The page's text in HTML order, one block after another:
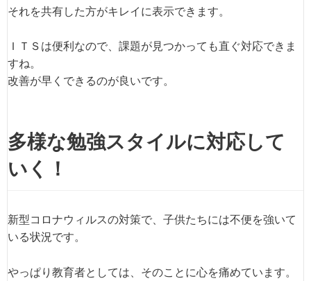
それを共有した方がキレイに表示できます。
ＩＴＳは便利なので、課題が見つかっても直ぐ対応できま
すね。
改善が早くできるのが良いです。
多様な勉強スタイルに対応して
いく！
新型コロナウィルスの対策で、子供たちには不便を強いて
いる状況です。
やっぱり教育者としては、そのことに心を痛めています。